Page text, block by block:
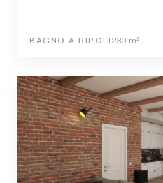
BAGNO A RIPOLI 230 m²